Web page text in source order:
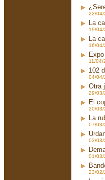
22/
La
19/
La
16/
11/
102
04/
Otra
29/
El
20/
La
07/
03/
01/
23/